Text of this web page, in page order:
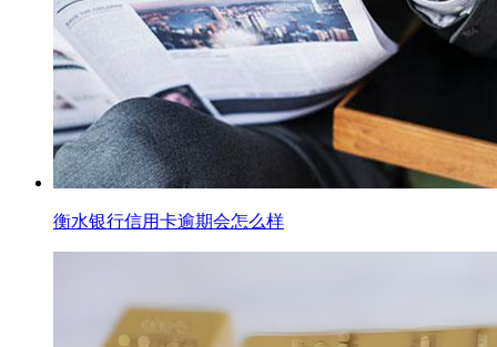
衡水银行信用卡逾期会怎么样